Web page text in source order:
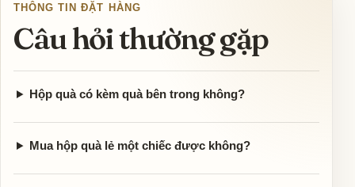
THÔNG TIN ĐẶT HÀNG
Câu hỏi thường gặp
Hộp quà có kèm quà bên trong không?
Mua hộp quà lẻ một chiếc được không?